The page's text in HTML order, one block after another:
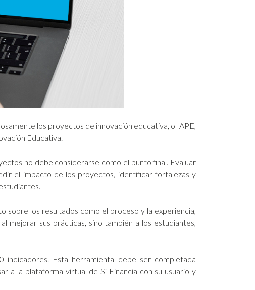
los proyectos de innovación educativa, o IAPE,
Educativa.
no debe considerarse como el punto final. Evaluar
el impacto de los proyectos, identificar fortalezas y
sobre los resultados como el proceso y la experiencia,
mejorar sus prácticas, sino también a los estudiantes,
Esta herramienta debe ser completada
a la plataforma virtual de Sí Financia con su usuario y